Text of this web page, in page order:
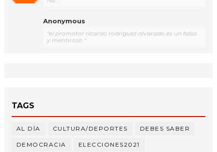
Anonymous
"el promotor ricardo rodríguez alvarado es un falso
y mentiroso "
TAGS
AL DÍA CULTURA/DEPORTES DEBES SABER
DEMOCRACIA ELECCIONES2021